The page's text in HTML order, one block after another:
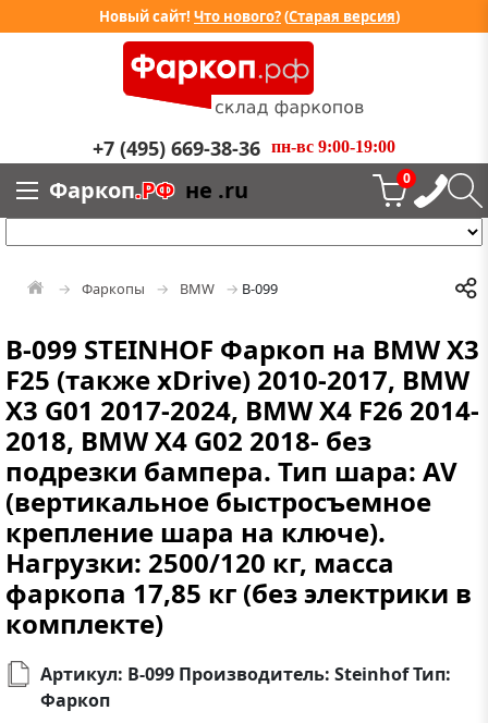
Новый сайт! Что нового?(Старая версия)
+7 (495) 669-38-36 пн-вс 9:00-19:00
Фаркоп.РФ не .ru 0
Фаркопы BMW B-099
B-099 STEINHOF Фаркоп на BMW X3
F25 (также xDrive) 2010-2017, BMW
X3 G01 2017-2024, BMW X4 F26 2014-
2018, BMW X4 G02 2018- без
подрезки бампера. Тип шара: AV
(вертикальное быстросъемное
крепление шара на ключе).
Нагрузки: 2500/120 кг, масса
фаркопа 17,85 кг (без электрики в
комплекте)
Артикул: B-099 Производитель: Steinhof Тип:
Фаркоп